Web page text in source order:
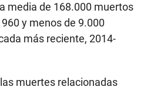
media de 168.000 muertos
y menos de 9.000
más reciente, 2014-
muertes relacionadas